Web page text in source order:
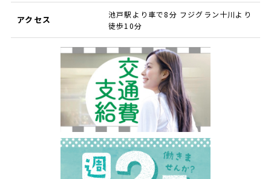
アクセス
池戸駅より車で8分 フジグラン十川より
徒歩10分